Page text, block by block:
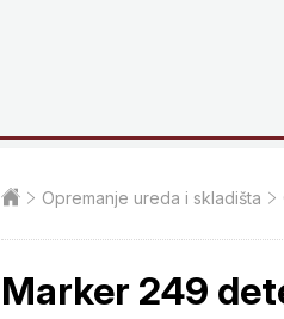
Opremanje ureda i skladišta
Marker 249